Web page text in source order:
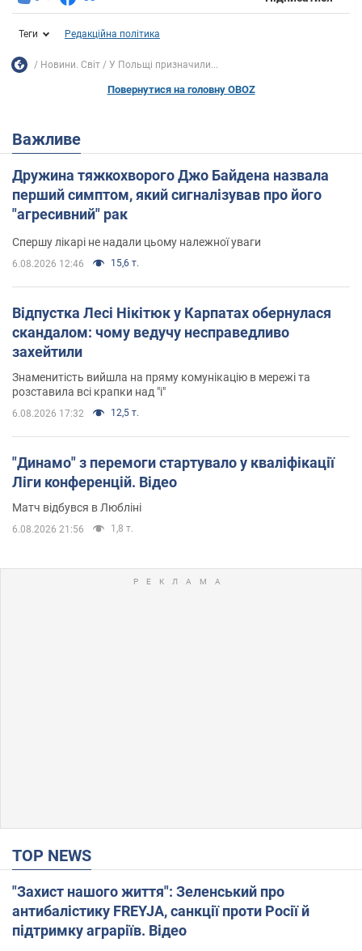
Теги Редакційна політика
Новини. Світ У Польщі призначили...
Повернутися на головну OBOZ
Важливе
Дружина тяжкохворого Джо Байдена назвала
перший симптом, який сигналізував про його
"агресивний" рак
Спершу лікарі не надали цьому належної уваги
6.08.2026 12:46 15,6 т.
Відпустка Лесі Нікітюк у Карпатах обернулася
скандалом: чому ведучу несправедливо
захейтили
Знаменитість вийшла на пряму комунікацію в мережі та
розставила всі крапки над "і"
6.08.2026 17:32 12,5 т.
"Динамо" з перемоги стартувало у кваліфікації
Ліги конференцій. Відео
Матч відбувся в Любліні
6.08.2026 21:56 1,8 т.
TOP NEWS
"Захист нашого життя": Зеленський про
антибалістику FREYJA, санкції проти Росії й
підтримку аграріїв. Відео